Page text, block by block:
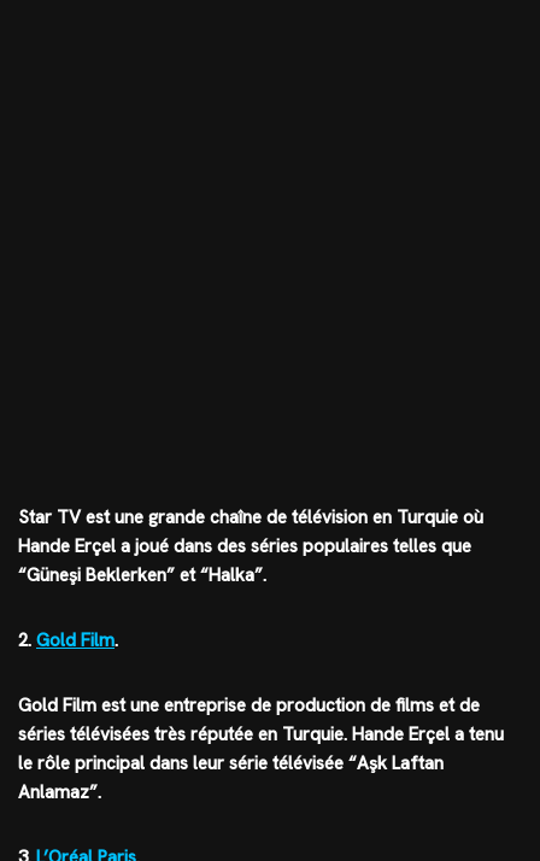
Star TV est une grande chaîne de télévision en Turquie où
Hande Erçel a joué dans des séries populaires telles que
“Güneşi Beklerken” et “Halka”.
2. Gold Film.
Gold Film est une entreprise de production de films et de
séries télévisées très réputée en Turquie. Hande Erçel a tenu
le rôle principal dans leur série télévisée “Aşk Laftan
Anlamaz”.